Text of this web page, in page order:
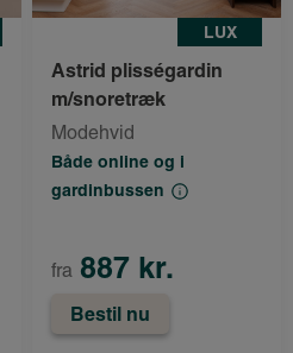
LUX
Astrid plisségardin
m/snoretræk
Modehvid
Både online og i
gardinbussen
fra 887 kr.
Bestil nu